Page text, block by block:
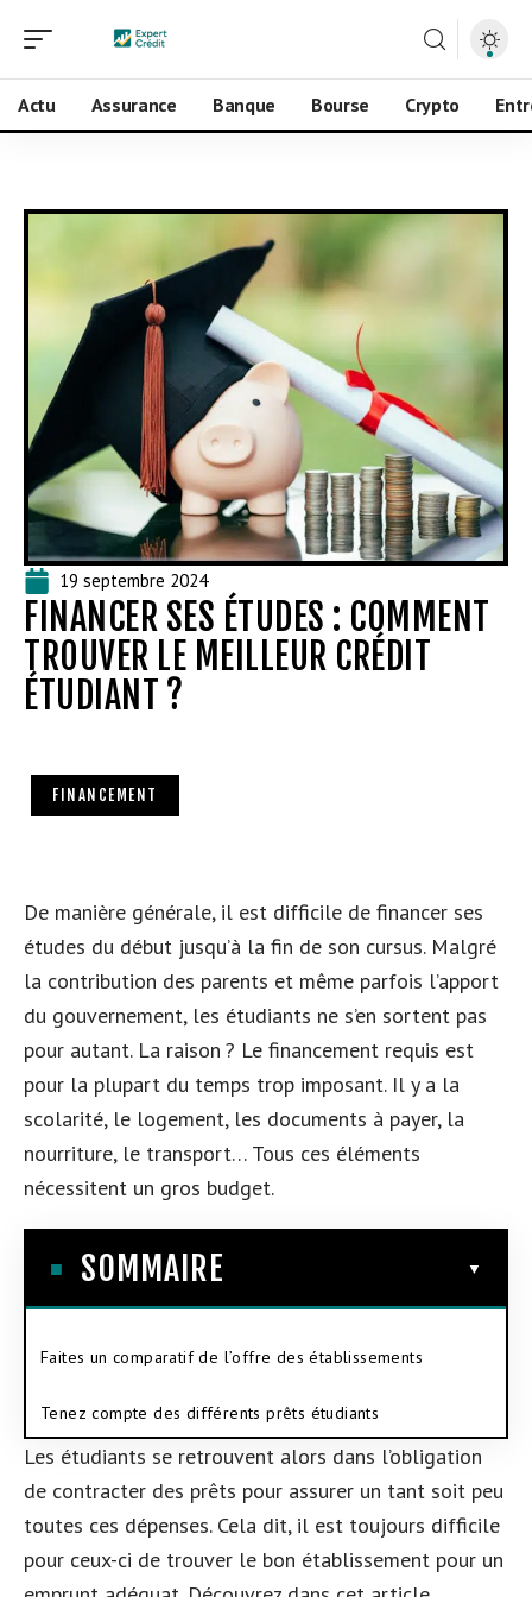
Actu Assurance Banque Bourse Crypto
19 septembre 2024
FINANCER SES ÉTUDES : COMMENT
TROUVER LE MEILLEUR CRÉDIT
ÉTUDIANT ?
FINANCEMENT
De manière générale, il est difficile de financer ses
études du début jusqu’à la fin de son cursus. Malgré
la contribution des parents et même parfois l’apport
du gouvernement, les étudiants ne s’en sortent pas
pour autant. La raison ? Le financement requis est
pour la plupart du temps trop imposant. Il y a la
scolarité, le logement, les documents à payer, la
nourriture, le transport… Tous ces éléments
nécessitent un gros budget.
SOMMAIRE
Faites un comparatif de l’offre des établissements
Tenez compte des différents prêts étudiants
Les étudiants se retrouvent alors dans l’obligation
de contracter des prêts pour assurer un tant soit peu
toutes ces dépenses. Cela dit, il est toujours difficile
pour ceux-ci de trouver le bon établissement pour un